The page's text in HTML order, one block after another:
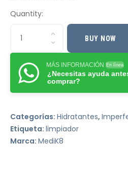
Quantity:
BUY NOW
MÁS INFORMACIÓN En línea
¿Necesitas ayuda
comprar?
Categorías: Hidratantes,
Etiqueta: limpiador
Marca: MediK8